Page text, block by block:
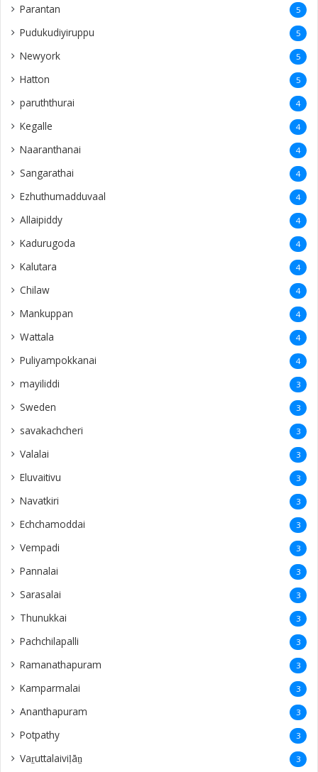
Parantan 5
Pudukudiyiruppu 5
Newyork 5
Hatton 5
paruththurai 4
Kegalle 4
Naaranthanai 4
Sangarathai 4
Ezhuthumadduvaal 4
Allaipiddy 4
Kadurugoda 4
Kalutara 4
Chilaw 4
Mankuppan 4
Wattala 4
Puliyampokkanai 4
mayiliddi 3
Sweden 3
savakachcheri 3
Valalai 3
Eluvaitivu 3
Navatkiri 3
Echchamoddai 3
Vempadi 3
Pannalai 3
Sarasalai 3
Thunukkai 3
Pachchilapalli 3
Ramanathapuram 3
Kamparmalai 3
Ananthapuram 3
‎Potpathy 3
Vaṟuttalaiviḷāṉ 3